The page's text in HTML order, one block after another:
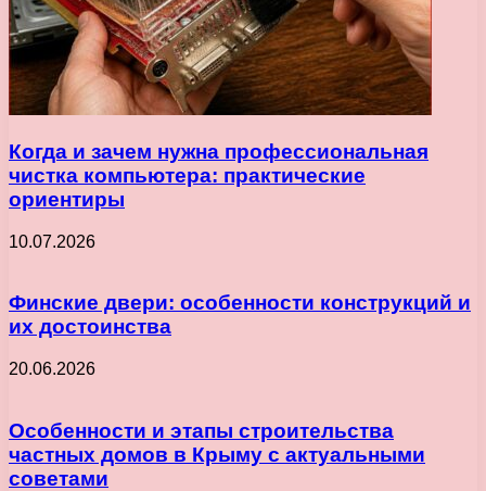
Когда и зачем нужна профессиональная
чистка компьютера: практические
ориентиры
10.07.2026
Финские двери: особенности конструкций и
их достоинства
20.06.2026
Особенности и этапы строительства
частных домов в Крыму с актуальными
советами